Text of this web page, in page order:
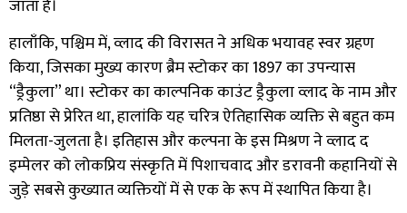
जाता है।
हालाँकि, पश्चिम में, व्लाद की विरासत ने अधिक भयावह स्वर ग्रहण
किया, जिसका मुख्य कारण ब्रैम स्टोकर का 1897 का उपन्यास
“ड्रैकुला” था। स्टोकर का काल्पनिक काउंट ड्रैकुला व्लाद के नाम और
प्रतिष्ठा से प्रेरित था, हालांकि यह चरित्र ऐतिहासिक व्यक्ति से बहुत कम
मिलता-जुलता है। इतिहास और कल्पना के इस मिश्रण ने व्लाद द
इम्पेलर को लोकप्रिय संस्कृति में पिशाचवाद और डरावनी कहानियों से
जुड़े सबसे कुख्यात व्यक्तियों में से एक के रूप में स्थापित किया है।